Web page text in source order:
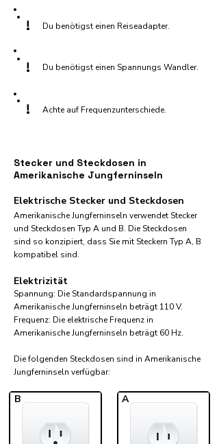
! Du benötigst einen Reiseadapter.
! Du benötigst einen Spannungs Wandler.
! Achte auf Frequenzunterschiede.
Stecker und Steckdosen in
Amerikanische Jungferninseln
Elektrische Stecker und Steckdosen
Amerikanische Jungferninseln verwendet Stecker
und Steckdosen Typ A und B. Die Steckdosen
sind so konzipiert, dass Sie mit Steckern Typ A, B
kompatibel sind.
Elektrizität
Spannung: Die Standardspannung in
Amerikanische Jungferninseln beträgt 110 V.
Frequenz: Die elektrische Frequenz in
Amerikanische Jungferninseln beträgt 60 Hz.
Die folgenden Steckdosen sind in Amerikanische
Jungferninseln verfügbar:​
B A